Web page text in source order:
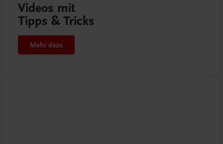
Videos mit
Tipps & Tricks
Mehr dazu